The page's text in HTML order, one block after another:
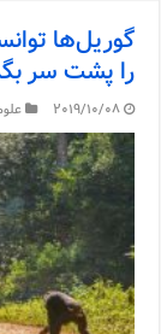
گوریل‌ها
را پشت سر
2019/10/08